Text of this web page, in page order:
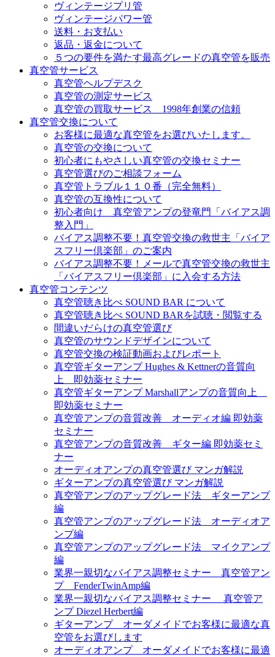
ヴィンテージプリ管
ヴィンテージパワー管
送料・お支払い
返品・返金について
５つの要件を満たす最高グレードの真空管を販売
真空管サービス
真空管ヘルプデスク
真空管の測定サービス
真空管の買取サービス 1998年創業の信頼
真空管交換について
お客様に最適な真空管をお選びいたします。
真空管の交換について
初心者にもやさしい真空管の交換セミナー
真空管選びのご相談フォーム
真空管トラブル１１０番（完全無料）
真空管の互換性について
初心者向け 真空管アンプの登竜門「バイアス調
整入門」
バイアス調整不要！真空管交換の救世主「バイア
スフリー倶楽部」のご案内
バイアス調整不要！メールで真空管交換の救世主
「バイアスフリー倶楽部」に入会する方法
真空管コンテンツ
真空管聴き比べ SOUND BAR について
真空管聴き比べ SOUND BARを試聴・閲覧する
間違いだらけの真空管選び
真空管のサウンドデザインについて
真空管交換の検証動画およびレポート
真空管ギターアンプ Hughes & Kettnerの音質向
上 即効薬セミナー
真空管ギターアンプ Marshallアンプの音質向上
即効薬セミナー
真空管アンプの音質改善 オーディオ編 即効薬
セミナー
真空管アンプの音質改善 ギター編 即効薬セミ
ナー
オーディオアンプの真空管選び マンガ解説
ギターアンプの真空管選び マンガ解説
真空管アンプのアップグレード法 ギターアンプ
編
真空管アンプのアップグレード法 オーディオア
ンプ編
真空管アンプのアップグレード法 マイクアンプ
編
業界一親切なバイアス調整セミナー 真空管アン
プ FenderTwinAmp編
業界一親切なバイアス調整セミナー 真空管ア
ンプ Diezel Herbert編
ギターアンプ オーダメイドでお客様に最適な真
空管をお選びします
オーディオアンプ オーダメイドでお客様に最適